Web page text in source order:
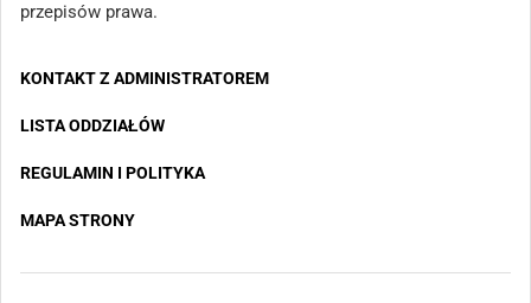
przepisów prawa.
KONTAKT Z ADMINISTRATOREM
LISTA ODDZIAŁÓW
REGULAMIN I POLITYKA
MAPA STRONY